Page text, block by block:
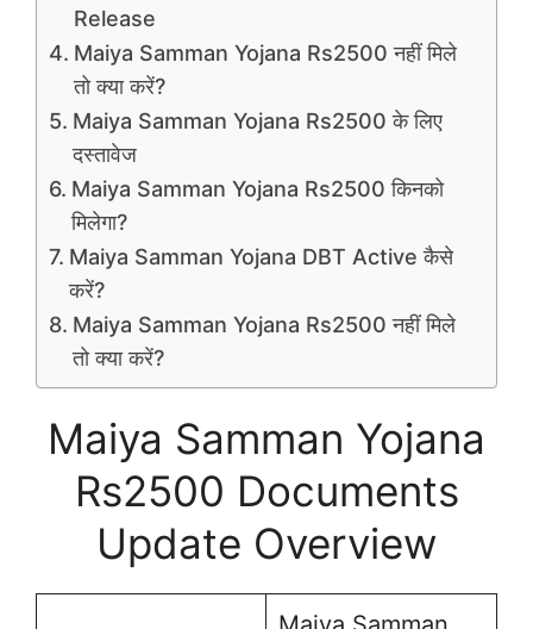
Release
Maiya Samman Yojana Rs2500 नहीं मिले
तो क्या करें?
Maiya Samman Yojana Rs2500 के लिए
दस्तावेज
Maiya Samman Yojana Rs2500 किनको
मिलेगा?
Maiya Samman Yojana DBT Active कैसे
करें?
Maiya Samman Yojana Rs2500 नहीं मिले
तो क्या करें?
Maiya Samman Yojana
Rs2500 Documents
Update Overview